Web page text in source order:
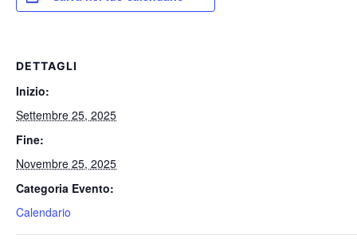
DETTAGLI
Inizio:
Settembre 25, 2025
Fine:
Novembre 25, 2025
Categoria Evento:
Calendario